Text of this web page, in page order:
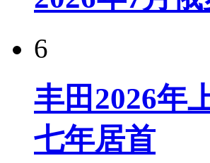
6
丰田2026年
七年居首